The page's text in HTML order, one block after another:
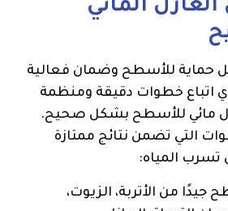
المائي
حماية للأسطح وضمان فعالية
اتباع خطوات دقيقة ومنظمة
مائي للأسطح بشكل صحيح.
التي تضمن نتائج ممتازة
المياه:
من الأتربة، الزيوت،